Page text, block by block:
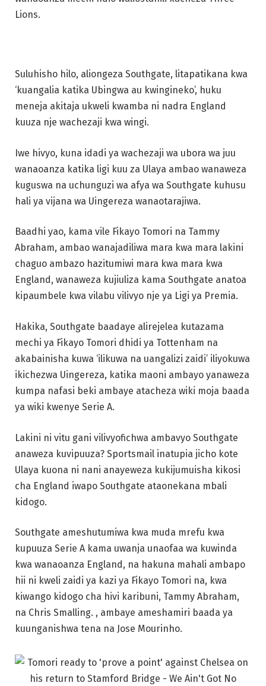
Lions.
Suluhisho hilo, aliongeza Southgate, litapatikana kwa
‘kuangalia katika Ubingwa au kwingineko’, huku
meneja akitaja ukweli kwamba ni nadra England
kuuza nje wachezaji kwa wingi.
Iwe hivyo, kuna idadi ya wachezaji wa ubora wa juu
wanaoanza katika ligi kuu za Ulaya ambao wanaweza
kuguswa na uchunguzi wa afya wa Southgate kuhusu
hali ya vijana wa Uingereza wanaotarajiwa.
Baadhi yao, kama vile Fikayo Tomori na Tammy
Abraham, ambao wanajadiliwa mara kwa mara lakini
chaguo ambazo hazitumiwi mara kwa mara kwa
England, wanaweza kujiuliza kama Southgate anatoa
kipaumbele kwa vilabu vilivyo nje ya Ligi ya Premia.
Hakika, Southgate baadaye alirejelea kutazama
mechi ya Fikayo Tomori dhidi ya Tottenham na
akabainisha kuwa ‘ilikuwa na uangalizi zaidi’ iliyokuwa
ikichezwa Uingereza, katika maoni ambayo yanaweza
kumpa nafasi beki ambaye atacheza wiki moja baada
ya wiki kwenye Serie A.
Lakini ni vitu gani vilivyofichwa ambavyo Southgate
anaweza kuvipuuza? Sportsmail inatupia jicho kote
Ulaya kuona ni nani anayeweza kukijumuisha kikosi
cha England iwapo Southgate ataonekana mbali
kidogo.
Southgate ameshutumiwa kwa muda mrefu kwa
kupuuza Serie A kama uwanja unaofaa wa kuwinda
kwa wanaoanza England, na hakuna mahali ambapo
hii ni kweli zaidi ya kazi ya Fikayo Tomori na, kwa
kiwango kidogo cha hivi karibuni, Tammy Abraham,
na Chris Smalling. , ambaye ameshamiri baada ya
kuunganishwa tena na Jose Mourinho.